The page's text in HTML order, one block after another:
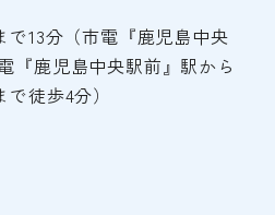
13分（市電『鹿児島中央
『鹿児島中央駅前』駅から
徒歩4分）